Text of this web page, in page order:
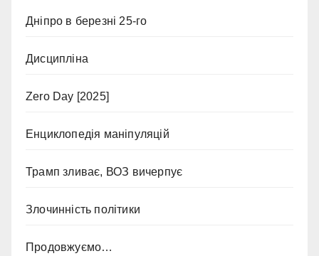
Дніпро в березні 25-го
Дисципліна
Zero Day [2025]
Енциклопедія маніпуляцій
Трамп зливає, ВОЗ вичерпує
Злочинність політики
Продовжуємо…